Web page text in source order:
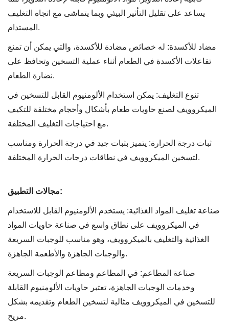
يساعد على تقليل التأثير البيئي وبما يتماشى مع اتجاه التغليف
المستدام.
مضاد للأكسدة: له خصائص مضادة للأكسدة، والتي يمكن أن تمنع
تفاعلات الأكسدة في الطعام أثناء عملية التسخين وتحافظ على
نضارة الطعام.
تنوع التغليف: يمكن استخدام الألومنيوم القابل للتسخين في
الميكروويف لصنع حاويات طعام بأشكال وأحجام مختلفة للتكيف
مع احتياجات التغليف المختلفة.
ثبات درجة الحرارة: يتميز بثبات جيد في درجة الحرارة ومناسب
لتسخين الميكروويف في نطاقات درجات الحرارة المختلفة.
مجالات التطبيق:
صناعة تغليف المواد الغذائية: يستخدم الألومنيوم القابل للاستخدام
في الميكروويف على نطاق واسع في صناعة حاويات المواد
الغذائية والتغليف بالميكروويف، وهو مناسب للوجبات السريعة
والوجبات الجاهزة والأطعمة الجاهزة.
صناعة المطاعم: في المطاعم ومطاعم الوجبات السريعة
وخدمات الوجبات الجاهزة، تعتبر حاويات الألومنيوم القابلة
للتسخين في الميكروويف مثالية لتسخين الطعام وتقديمه بشكل
مريح.